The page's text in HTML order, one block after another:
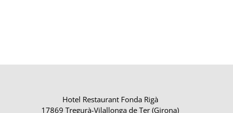
Hotel Restaurant Fonda Rigà
17869 Tregurà-Vilallonga de Ter (Girona)